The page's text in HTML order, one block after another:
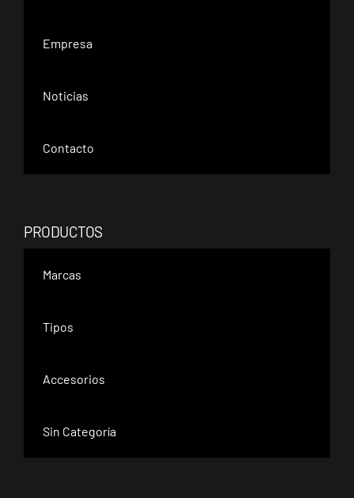
Empresa
Noticias
Contacto
PRODUCTOS
Marcas
Tipos
Accesorios
Sin Categoría